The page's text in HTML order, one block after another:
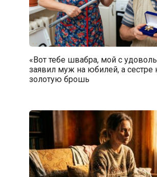
«Вот тебе швабра, мой с
заявил муж на юбилей, а сестре
золотую брошь